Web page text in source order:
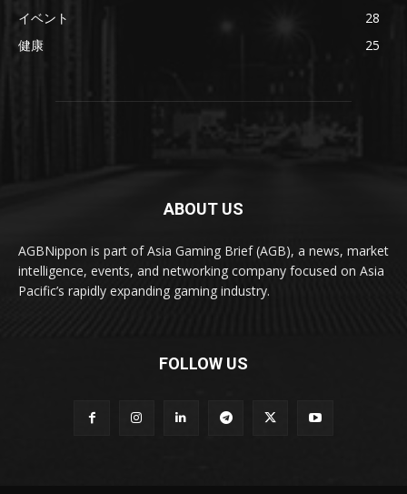
イベント
28
健康
25
ABOUT US
AGBNippon is part of Asia Gaming Brief (AGB), a news, market
intelligence, events, and networking company focused on Asia
Pacific’s rapidly expanding gaming industry.
FOLLOW US